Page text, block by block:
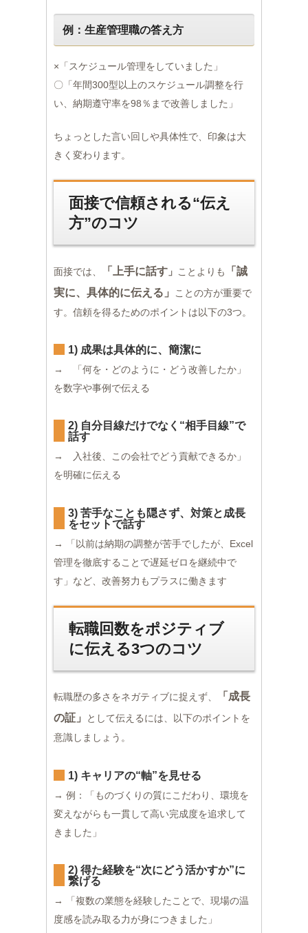
例：生産管理職の答え方
×「スケジュール管理をしていました」
〇「年間300型以上のスケジュール調整を行
い、納期遵守率を98％まで改善しました」
ちょっとした言い回しや具体性で、印象は大
きく変わります。
面接で信頼される“伝え
方”のコツ
面接では、 「上手に話す 」 ことよりも
「誠
実に、具体的に伝える」
ことの方が重要で
す。信頼を得るためのポイントは以下の3つ。
1) 成果は具体的に、簡潔に
→ 「何を・どのように・どう改善したか」
を数字や事例で伝える
2) 自分目線だけでなく“相手目線”で
話す
→ 入社後、この会社でどう貢献できるか」
を明確に伝える
3) 苦手なことも隠さず、対策と成長
をセットで話す
→ 「以前は納期の調整が苦手でしたが、Excel
管理を徹底することで遅延ゼロを継続中で
す」など、改善努力もプラスに働きます
転職回数をポジティブ
に伝える3つのコツ
転職歴の多さをネガティブに捉えず、
「成長
の証」
として伝えるには、以下のポイントを
意識しましょう。
1) キャリアの“軸”を見せる
→ 例：「ものづくりの質にこだわり、環境を
変えながらも一貫して高い完成度を追求して
きました」
2) 得た経験を“次にどう活かすか”に
繋げる
→ 「複数の業態を経験したことで、現場の温
度感を読み取る力が身につきました」